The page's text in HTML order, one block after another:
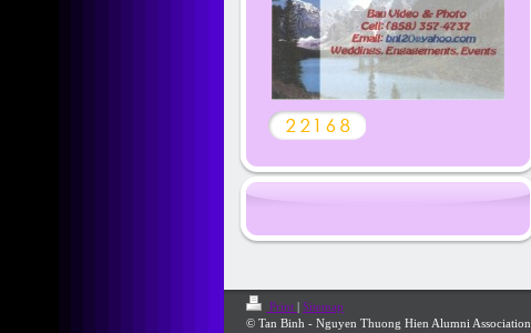
Print | Sitemap
© Tan Binh - Nguyen Thuong Hien Alumni Association